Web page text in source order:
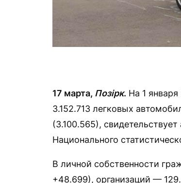
17 марта, Позірк. На 1
3.152.713 легковых
(3.100.565),
Национального
В личной собственности
+48.699), организаций —